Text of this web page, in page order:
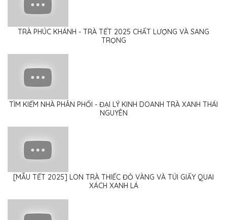
TRÀ PHÚC KHÁNH - TRÀ TẾT 2025 CHẤT LƯỢNG VÀ SANG
TRỌNG
TÌM KIẾM NHÀ PHÂN PHỐI - ĐẠI LÝ KINH DOANH TRÀ XANH THÁI
NGUYÊN
[MẪU TẾT 2025] LON TRÀ THIẾC ĐỎ VÀNG VÀ TÚI GIẤY QUAI
XÁCH XANH LÁ